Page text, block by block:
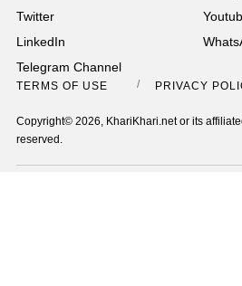
Twitter
LinkedIn
Telegram Channel
TERMS OF USE PRIVACY
Copyright© 2026, KhariKhari.net or its
reserved.